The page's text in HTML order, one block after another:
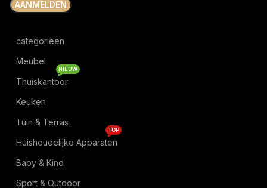
categorieën
Meubel
Thuiskantoor
NIEUW
Keuken
Tuin & Terras
Huishoudelijke Apparaten
TOP
Baby & Kind
Sport & Outdoor